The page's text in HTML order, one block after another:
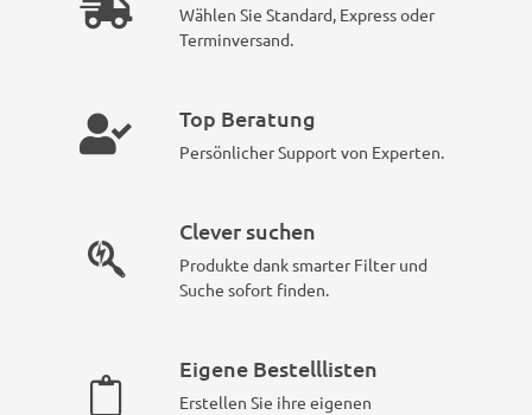
Wählen Sie Standard, Express oder
Terminversand.
Top Beratung
Persönlicher Support von Experten.
Clever suchen
Produkte dank smarter Filter und
Suche sofort finden.
Eigene Bestelllisten
Erstellen Sie ihre eigenen